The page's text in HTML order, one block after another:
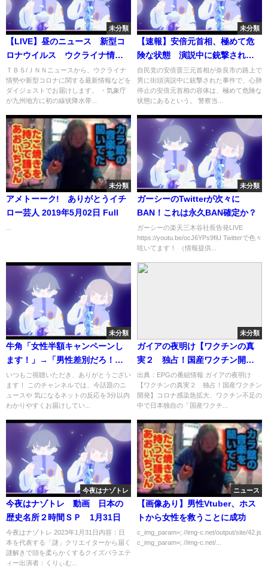
未分類
【LIVE】昼のニュース 新型コ
ロナウイルス ウクライナ情勢
など | TBS NEWS DIG（7月15
日）
ＴＢＳ/ＪＮＮニュースから、ウクライナ
情勢や新型コロナに関する最新情報などを
ダイジェストでお届けします。 ・気象庁
が九州地方に初の線状降水帯...
未分類
【速報】安倍元首相、極めて危
険な状態 演説中に銃撃され心
肺停止
自民党の安倍晋三元首相が奈良市の路上で
男に街頭演説中に銃撃された事件で、心肺
停止の安倍元首相の容体は、極めて危険な
状態にあるという。 警察当...
未分類
アメトーーク! ありがとうイチ
ロー芸人 2019年5月02日 Full
未分類
ガーシーのTwitterが次々に
BAN！これは永久BAN確定か？
ガーシーの楽天三木谷社長告発LIVE
https://youtu.be/ocJ6YPs9fiU Twitterで色々
呟いてます！ （情報提供...
未分類
牛角「女性半額キャンペーンし
ます！」→「男性差別だろ！」
→大炎上ww
いつもご視聴いただき、ありがとうござい
ます！ このチャンネルでは、今話題のニ
ュースや 気になるネットの反応を3分以内
わかりやすくお届けしてい...
未分類
ガイアの夜明け【ワクチンの真
実２ 独占！国産ワクチン開
発】[字] …の番組内容解析まと
め
出典：EPGの番組情報 ガイアの夜明け
【ワクチンの真実２ 独占！国産ワクチン
開発】コロナ感染急拡大、ワクチン不足の
中で日本独自の「国産ワクチ...
今夜はナゾトレ
今夜はナゾトレ 動画 日本の
歴史名所２時間ＳＰ 1月31日
今夜はナゾトレ 2023年1月31日内容：日
本を代表する「謎」クリエイターから届く
謎解きで頭を柔らかくするクイズバラエテ
ィー出演者：くりぃむ...
ニュース
【画像あり】男性Vtuber、ホス
トから女性を救うことに成功
c_img_param=; //img-c.net/output/site/42.js
c_img_param=; //img-c.net/...